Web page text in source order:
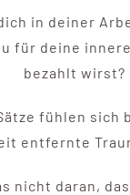
in deiner
für deine
bezahlt wirst?
fühlen sich
entfernte
nicht daran,